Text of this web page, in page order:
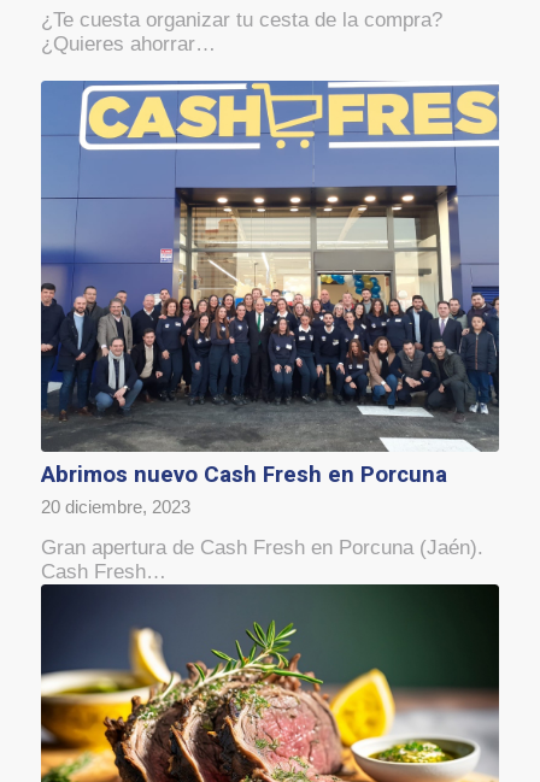
¿Te cuesta organizar tu cesta de la compra?
¿Quieres ahorrar…
Abrimos nuevo Cash Fresh en Porcuna
20 diciembre, 2023
Gran apertura de Cash Fresh en Porcuna (Jaén).
Cash Fresh…